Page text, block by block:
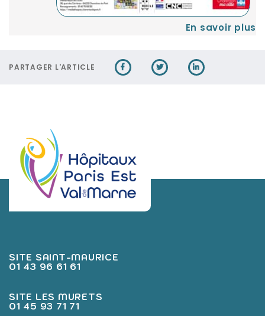
En savoir plus
PARTAGER L'ARTICLE
SITE SAINT-MAURICE
01 43 96 61 61
SITE LES MURETS
01 45 93 71 71